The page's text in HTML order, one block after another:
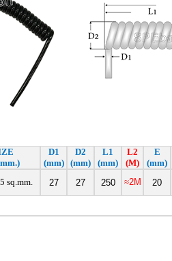
D1
(mm)
D2
(mm)
L1
(mm)
L2
(M)
E
(mm)
sq.mm. 27 27 250 ≈2M 20